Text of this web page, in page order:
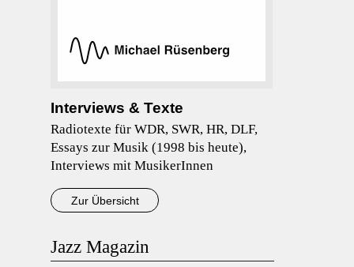
Interviews & Texte
Radiotexte für WDR, SWR, HR, DLF,
Essays zur Musik (1998 bis heute),
Interviews mit MusikerInnen
Zur Übersicht
Jazz Magazin